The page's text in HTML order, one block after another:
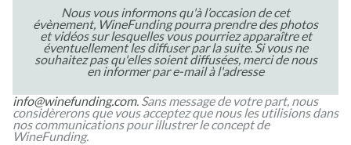
Nous vous informons qu'à l’occasion de cet
évènement, WineFunding pourra prendre des photos
et vidéos sur lesquelles vous pourriez apparaître et
éventuellement les diffuser par la suite. Si vous ne
souhaitez pas qu'elles soient diffusées, merci de nous
en informer par e-mail à l'adresse
info@winefunding.com. Sans message de votre part, nous
considèrerons que vous acceptez que nous les utilisions dans
nos communications pour illustrer le concept de
WineFunding.